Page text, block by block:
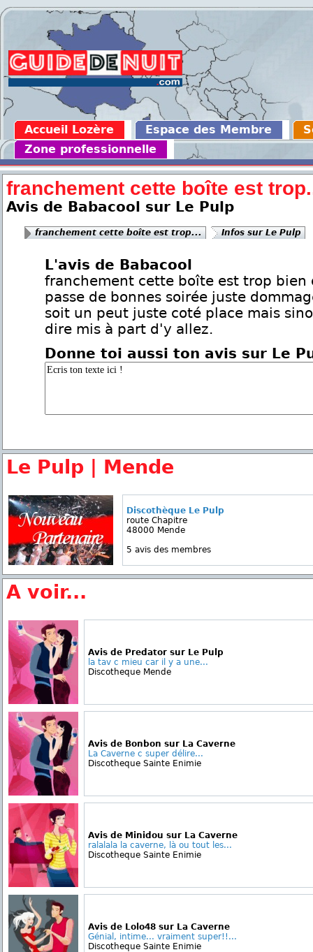
Accueil Lozère Espace des Membre
Zone professionnelle
franchement cette boîte est
Avis de Babacool sur Le Pulp
franchement cette boîte est trop... Infos sur Le Pulp
L'avis de Babacool
franchement cette boîte est trop bien
passe de bonnes soirée juste
soit un peut juste coté place mais
dire mis à part d'y allez.
Donne toi aussi ton avis sur Le
Le Pulp | Mende
Discothèque Le Pulp
route Chapitre
48000 Mende
5 avis des membres
A voir...
Avis de Predator sur Le Pulp
la tav c mieu car il y a une...
Discotheque Mende
Avis de Bonbon sur La Caverne
La Caverne c super délire...
Discotheque Sainte Enimie
Avis de Minidou sur La Caverne
ralalala la caverne, là ou tout les...
Discotheque Sainte Enimie
Avis de Lolo48 sur La Caverne
Génial, intime... vraiment super!!...
Discotheque Sainte Enimie